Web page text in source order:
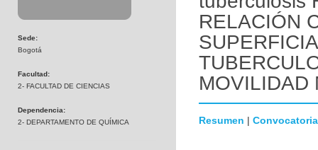
Sede:
Bogotá
Facultad:
2- FACULTAD DE CIENCIAS
Dependencia:
2- DEPARTAMENTO DE QUÍMICA
RELACIÓN
MOVILIDAD
Resumen | Convocatoria